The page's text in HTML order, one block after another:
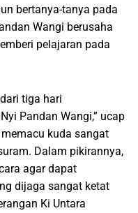
bertanya-tanya pada
Wangi berusaha
pelajaran pada
tiga hari
Pandan Wangi,” ucap
kuda sangat
Dalam pikirannya,
agar dapat
dijaga sangat ketat
Ki Untara